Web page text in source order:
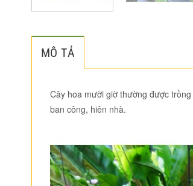
MÔ TẢ
Cây hoa mười giờ thường được trồng
ban công, hiên nhà.